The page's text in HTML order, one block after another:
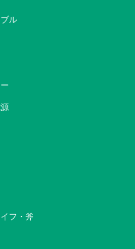
ル
フ・斧